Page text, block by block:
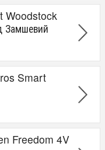
Woodstock
Замшевий
Smart
Freedom 4V